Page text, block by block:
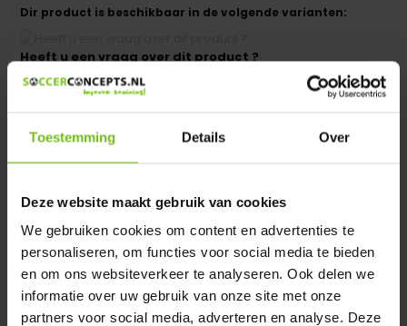
Toestemming Details Over
Deze website maakt gebruik van cookies
We gebruiken cookies om content en advertenties te
personaliseren, om functies voor social media te bieden
en om ons websiteverkeer te analyseren. Ook delen we
informatie over uw gebruik van onze site met onze
partners voor social media, adverteren en analyse. Deze
Dir product is beschikbaar in de volgende varianten:
Heeft u een vraag over dit product ?
We helpen u graag met meer informatie
Spécifications